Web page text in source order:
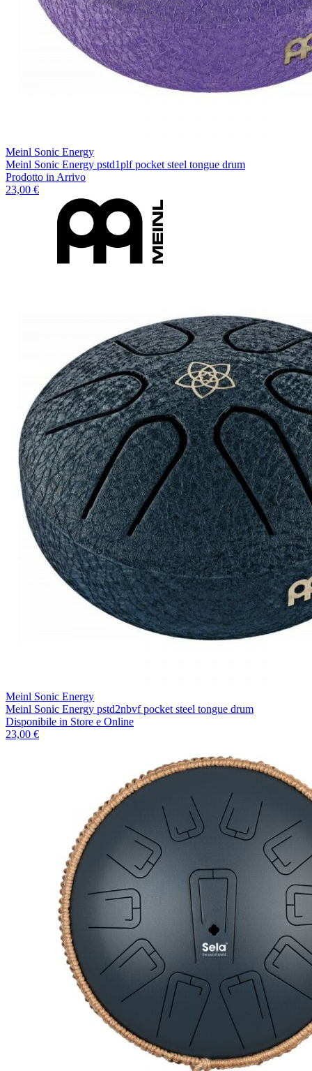
Meinl Sonic Energy
Meinl Sonic Energy pstd1plf pocket steel tongue drum
Prodotto in Arrivo
23,00 €
Meinl Sonic Energy
Meinl Sonic Energy pstd2nbvf pocket steel tongue drum
Disponibile in Store e Online
23,00 €